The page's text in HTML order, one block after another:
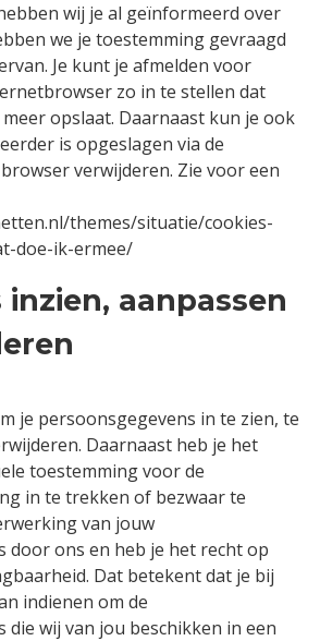
wij je al geïnformeerd over
we je toestemming gevraagd
Je kunt je afmelden voor
zo in te stellen dat
opslaat. Daarnaast kun je ook
is opgeslagen via de
verwijderen. Zie voor een
themes/situatie/cookies-
doe-ik-ermee/
inzien, aanpassen
je persoonsgegevens in te zien, te
Daarnaast heb je het
toestemming voor de
in te trekken of bezwaar te
van jouw
door ons en heb je het recht op
Dat betekent dat je bij
indienen om de
die wij van jou beschikken in een